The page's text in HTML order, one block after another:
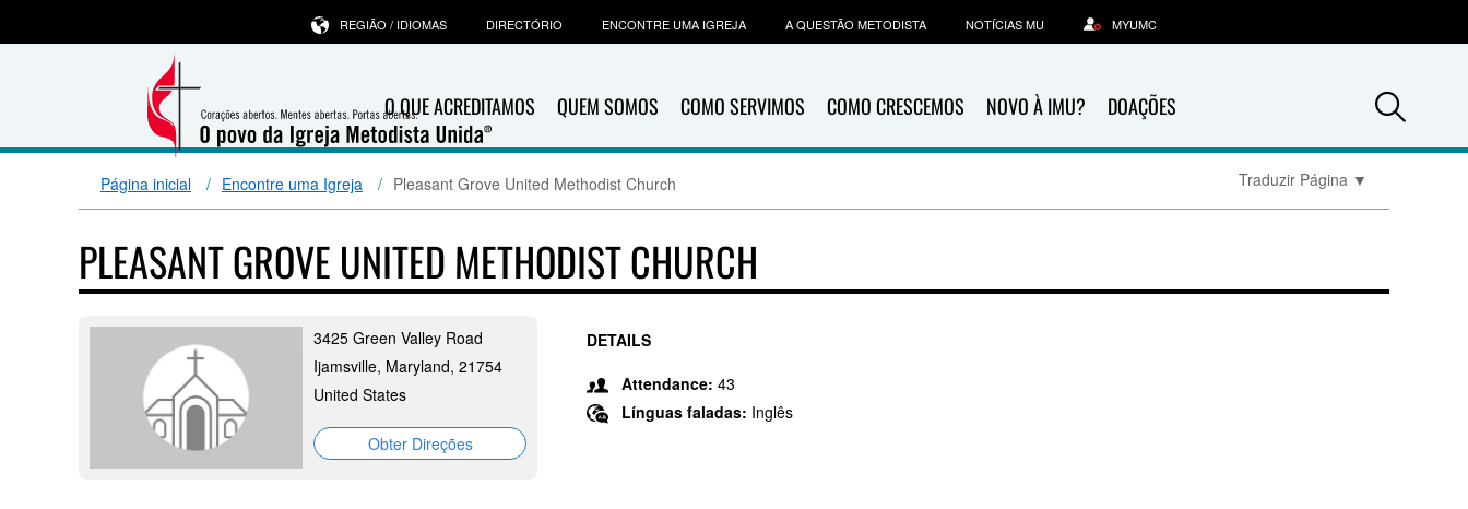
O QUE ACREDITAMOS QUEM SOMOS COMO SERVIMOS COMO CRESCEMOS NOVO À IMU? DOAÇÕES
REGIÃO / IDIOMAS DIRECTÓRIO ENCONTRE UMA IGREJA A QUESTÃO METODISTA NOTÍCIAS MU MYUMC
Página inicial Encontre uma Igreja Pleasant Grove United Methodist Church Traduzir Página ▼
PLEASANT GROVE UNITED METHODIST CHURCH
3425 Green Valley Road
Ijamsville, Maryland, 21754
United States
Obter Direções
DETAILS
Attendance: 43
Línguas faladas: Inglês